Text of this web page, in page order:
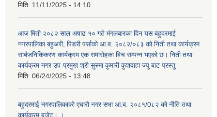
मिति: 11/11/2025 - 14:10
आज मिती २०८२ साल अषाढ १० गते मंगलबारका दिन यस बहुदरमाई
नगरपालिका बहुअरी, पिडरी पर्साको आ.ब. २०८२/०८३ को निती तथा कार्यक्रम
सार्बजनिकिकरण कार्यक्रम एक समारोहका बिच सम्पन्न भएको छ। निती तथा
कार्यक्रम नगर उप-प्रमुख श्री सुस्मा कुमारी कुशवाहा ज्यु बाट प्रस्तु
मिति: 06/24/2025 - 13:48
बहुदरमाई नगरपालिकाको एघारौ नगर सभा आ.ब. २०८१/0८२ को नीति तथा
कार्यक्रम,बजेट। ।